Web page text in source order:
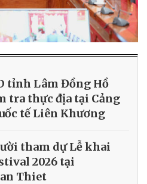
tỉnh Lâm Đồng Hồ
tra thực địa tại Cảng
tế Liên Khương
tham dự Lễ khai
2026 tại
Thiet